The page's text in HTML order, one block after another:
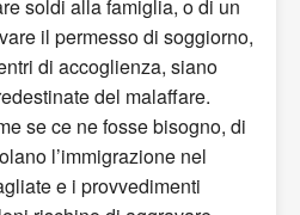
soldi alla famiglia, o di un
il permesso di soggiorno,
di accoglienza, siano
del malaffare.
se ce ne fosse bisogno, di
l’immigrazione nel
e i provvedimenti